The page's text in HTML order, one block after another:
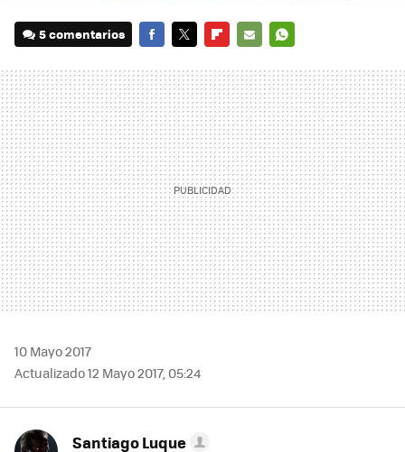
5 comentarios
MAIL
10 Mayo 2017
Actualizado 12 Mayo 2017, 05:24
Santiago Luque